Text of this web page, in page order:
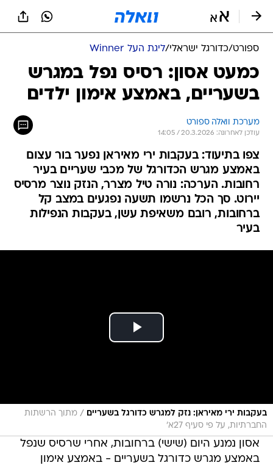
ספורט/כדורגל ישראלי/ליגת העל Winner
כמעט אסון: רסיס נפל במגרש
בשעריים, באמצע אימון ילדים
מערכת וואלה ספורט
עודכן לאחרונה: 20.3.2026 / 14:05
צפו בתיעוד: בעקבות ירי מאיראן נפער בור עצום
באמצע מגרש הכדורגל של מכבי שעריים בעיר
רחובות. הערכה: נורה טיל מצרר, הנזק נוצר מרסיס
יירוט. סך הכל נרשמו תשעה נפגעים במצב קל
ברחובות, רובם משאיפת עשן, בעקבות הנפילות
בעיר
בעקבות ירי מאיראן: נזק למגרש כדורגל בשעריים / מתוך הרשתות
החברתיות, על פי סעיף 27א'
אסון נמנע היום (שישי) ברחובות, אחרי שרסיס שנפל
באמצע מגרש כדורגל בשעריים - באמצע אימון